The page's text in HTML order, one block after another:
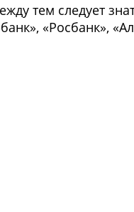
тем следует
«Росбанк»,